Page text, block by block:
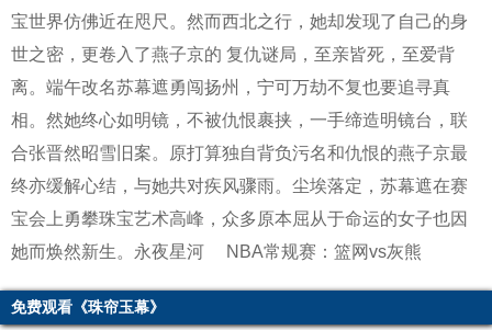
宝世界仿佛近在咫尺。然而西北之行，她却发现了自己的身
世之密，更卷入了燕子京的 复仇谜局，至亲皆死，至爱背
离。端午改名苏幕遮勇闯扬州，宁可万劫不复也要追寻真
相。然她终心如明镜，不被仇恨裹挟，一手缔造明镜台，联
合张晋然昭雪旧案。原打算独自背负污名和仇恨的燕子京最
终亦缓解心结，与她共对疾风骤雨。尘埃落定，苏幕遮在赛
宝会上勇攀珠宝艺术高峰，众多原本屈从于命运的女子也因
她而焕然新生。 永夜星河 NBA常规赛：篮网vs灰熊
免费观看《珠帘玉幕》